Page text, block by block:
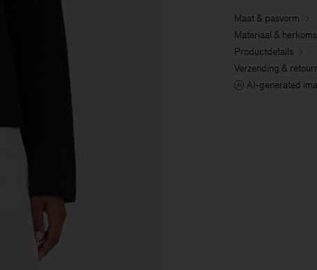
Maat & pasvorm
Materiaal &
Productdetails
Verzending &
AI-generated